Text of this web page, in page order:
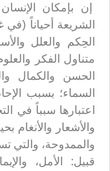
إن بإمكان
الشريعة أحياناً (في
الحِكم والعلل
متناول الفكر
الحسن والكمال
السماء؛ بسبب
اعتبارها سبباً في
والأشعار والأنغام
والممدوحة، والتي
قبيل: الأمل،